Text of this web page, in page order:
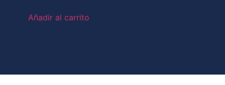
Añadir al carrito